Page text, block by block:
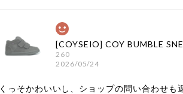
260
2026/05/24
くっそかわいいし、ショップの問い合わせも